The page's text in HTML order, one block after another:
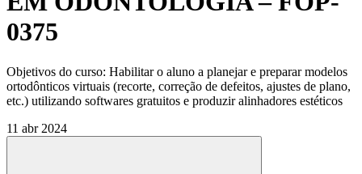
0375
Objetivos do curso: Habilitar o aluno a planejar e preparar modelos
ortodônticos virtuais (recorte, correção de defeitos, ajustes de plano,
etc.) utilizando softwares gratuitos e produzir alinhadores estéticos
11 abr 2024